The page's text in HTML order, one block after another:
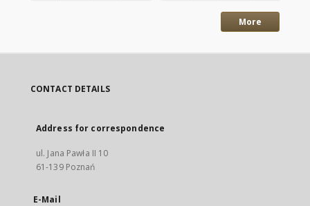
More
CONTACT DETAILS
Address for correspondence
ul. Jana Pawła II 10
61-139 Poznań
E-Mail